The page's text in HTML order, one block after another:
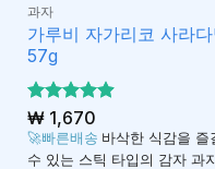
과자
가루비 자가리코 사라
57g
5 중에서
4.9로 평가
됨
₩1,670
🚀빠른배송 바삭한 식감을 즐
수 있는 스틱 타입의 감자 과